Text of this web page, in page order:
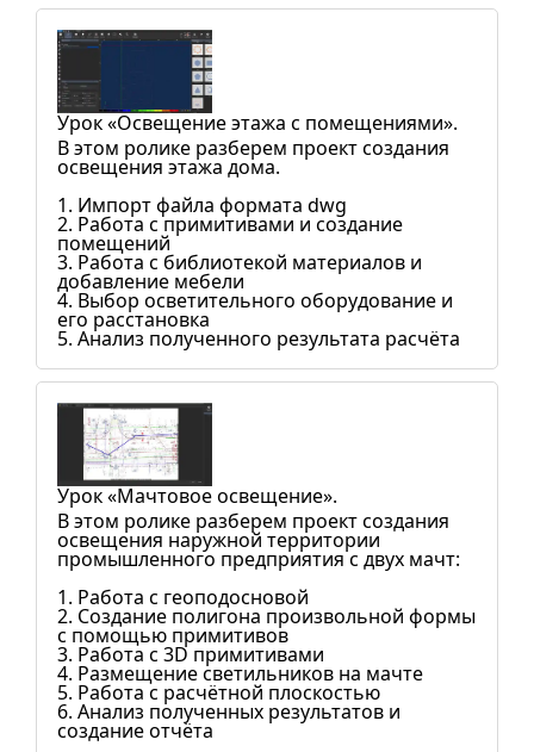
Урок «Освещение этажа с помещениями».
В этом ролике разберем проект создания
освещения этажа дома.
1. Импорт файла формата dwg
2. Работа с примитивами и создание
помещений
3. Работа с библиотекой материалов и
добавление мебели
4. Выбор осветительного оборудование и
его расстановка
5. Анализ полученного результата расчёта
Урок «Мачтовое освещение».
В этом ролике разберем проект создания
освещения наружной территории
промышленного предприятия с двух мачт:
1. Работа с геоподосновой
2. Создание полигона произвольной формы
с помощью примитивов
3. Работа с 3D примитивами
4. Размещение светильников на мачте
5. Работа с расчётной плоскостью
6. Анализ полученных результатов и
создание отчёта